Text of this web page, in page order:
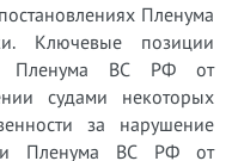
Пленума
Ключевые позиции
Пленума ВС РФ от
судами некоторых
за нарушение
Пленума ВС РФ от